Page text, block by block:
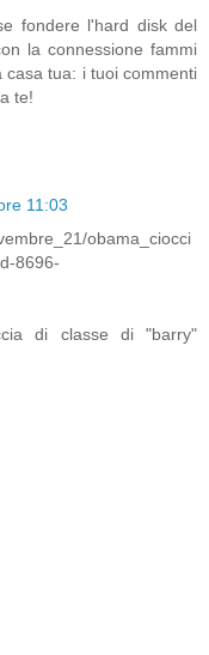
fondere l'hard disk del
la connessione fammi
casa tua: i tuoi commenti
te!
11:03
obama_ciocci
8696-
di classe di "barry"